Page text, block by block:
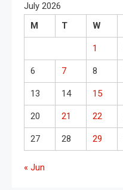
July 2026
M
T W
1
6 7 8
13 14 15
20 21 22
27 28 29
« Jun